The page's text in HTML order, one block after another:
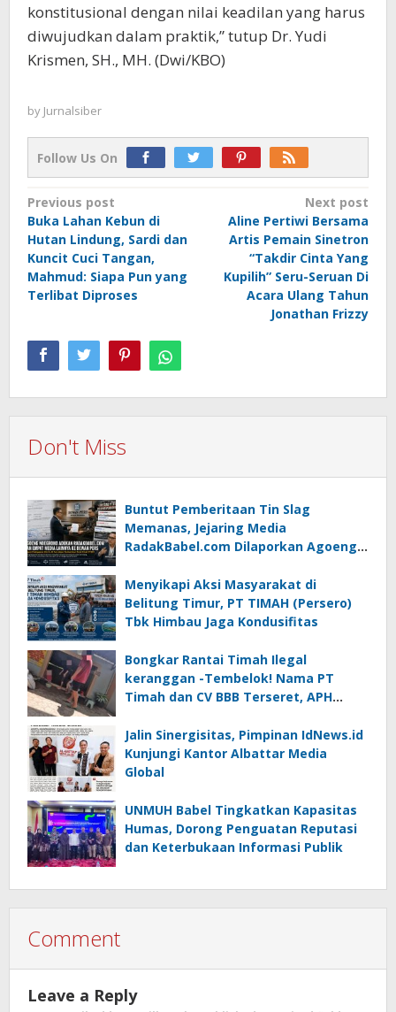
konstitusional dengan nilai keadilan yang harus
diwujudkan dalam praktik,” tutup Dr. Yudi
Krismen, SH., MH. (Dwi/KBO)
by Jurnalsiber
Follow Us On
Post
navigation
Previous post
Buka Lahan Kebun di
Hutan Lindung, Sardi dan
Kuncit Cuci Tangan,
Mahmud: Siapa Pun yang
Terlibat Diproses
Next post
Aline Pertiwi Bersama
Artis Pemain Sinetron
“Takdir Cinta Yang
Kupilih” Seru-Seruan Di
Acara Ulang Tahun
Jonathan Frizzy
Don't Miss
Buntut Pemberitaan Tin Slag
Memanas, Jejaring Media
RadakBabel.com Dilaporkan Agoeng
Menyikapi Aksi Masyarakat di
Belitung Timur, PT TIMAH (Persero)
Tbk Himbau Jaga Kondusifitas
Bongkar Rantai Timah Ilegal
keranggan -Tembelok! Nama PT
Timah dan CV BBB Terseret, APH
Jalin Sinergisitas, Pimpinan IdNews.id
Kunjungi Kantor Albattar Media
Global
UNMUH Babel Tingkatkan Kapasitas
Humas, Dorong Penguatan Reputasi
dan Keterbukaan Informasi Publik
Comment
Leave a Reply